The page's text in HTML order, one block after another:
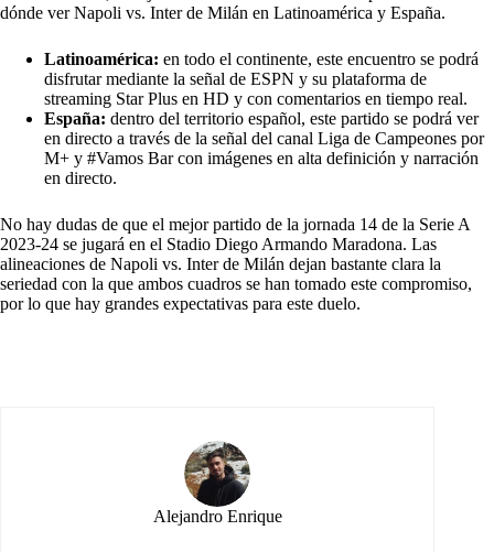
dónde ver Napoli vs. Inter de Milán en Latinoamérica y España.
Latinoamérica: en todo el continente, este encuentro se podrá
disfrutar mediante la señal de ESPN y su plataforma de
streaming Star Plus en HD y con comentarios en tiempo real.
España: dentro del territorio español, este partido se podrá ver
en directo a través de la señal del canal Liga de Campeones por
M+ y #Vamos Bar con imágenes en alta definición y narración
en directo.
No hay dudas de que el mejor partido de la jornada 14 de la Serie A
2023-24 se jugará en el Stadio Diego Armando Maradona. Las
alineaciones de Napoli vs. Inter de Milán dejan bastante clara la
seriedad con la que ambos cuadros se han tomado este compromiso,
por lo que hay grandes expectativas para este duelo.
Alejandro Enrique